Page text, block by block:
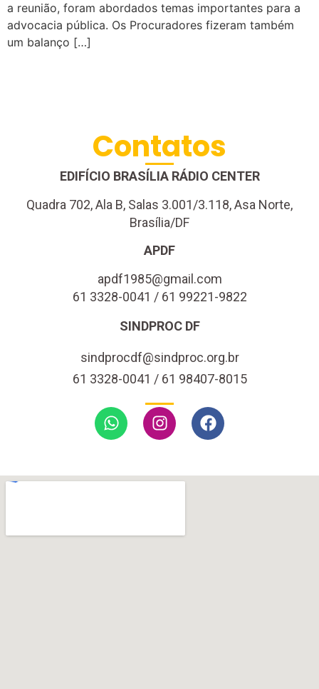
a reunião, foram abordados temas importantes para a
advocacia pública. Os Procuradores fizeram também
um balanço […]
Contatos
EDIFÍCIO BRASÍLIA RÁDIO CENTER
Quadra 702, Ala B, Salas 3.001/3.118, Asa Norte,
Brasília/DF
APDF
apdf1985@gmail.com
61 3328-0041 / 61 99221-9822
SINDPROC DF
sindprocdf@sindproc.org.br
61 3328-0041 / 61 98407-8015